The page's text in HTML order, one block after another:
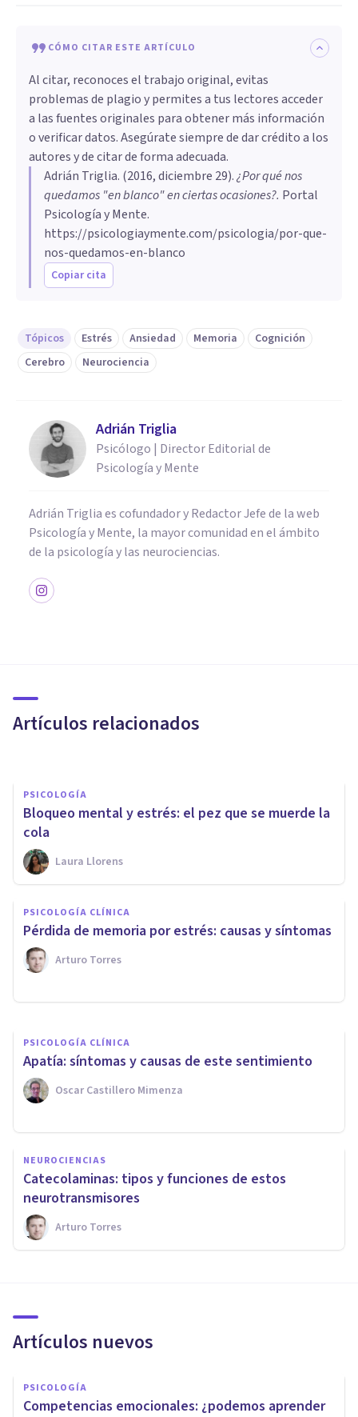
CÓMO CITAR ESTE ARTÍCULO
Al citar, reconoces el trabajo original, evitas
problemas de plagio y permites a tus lectores acceder
a las fuentes originales para obtener más información
o verificar datos. Asegúrate siempre de dar crédito a los
autores y de citar de forma adecuada.
Adrián Triglia. (2016, diciembre 29).¿Por qué nos
quedamos "en blanco" en ciertas ocasiones?. Portal
Psicología y Mente.
https://psicologiaymente.com/psicologia/por-que-
nos-quedamos-en-blanco
Copiar cita
Tópicos Estrés Ansiedad Memoria
Cognición
Cerebro
Neurociencia
Adrián Triglia
Psicólogo | Director Editorial de
Psicología y Mente
Adrián Triglia es cofundador y Redactor Jefe de la web
Psicología y Mente, la mayor comunidad en el ámbito
de la psicología y las neurociencias.
Artículos relacionados
terapia de la caja espejo
PSICOLOGÍA
Bloqueo mental y estrés: el pez que se muerde la
cola
Laura Llorens
PSICOLOGÍA CLÍNICA
​Pérdida de memoria por estrés: causas y síntomas
Arturo Torres
Memoria emocional: ¿qué es y
cuál es su base biológica?
PSICOLOGÍA CLÍNICA
Apatía: síntomas y causas de este sentimiento
Oscar Castillero Mimenza
NEUROCIENCIAS
Catecolaminas: tipos y funciones de estos
neurotransmisores
Arturo Torres
Artículos nuevos
PSICOLOGÍA
Competencias emocionales: ¿podemos aprender